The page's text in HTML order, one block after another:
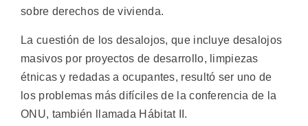
sobre derechos de vivienda.
La cuestión de los desalojos, que incluye desalojos
masivos por proyectos de desarrollo, limpiezas
étnicas y redadas a ocupantes, resultó ser uno de
los problemas más difíciles de la conferencia de la
ONU, también llamada Hábitat II.